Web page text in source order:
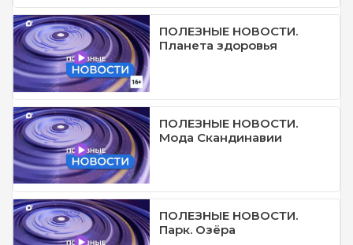
ПОЛЕЗНЫЕ НОВОСТИ.
Планета здоровья
ПОЛЕЗНЫЕ НОВОСТИ.
Мода Скандинавии
ПОЛЕЗНЫЕ НОВОСТИ.
Парк. Озёра